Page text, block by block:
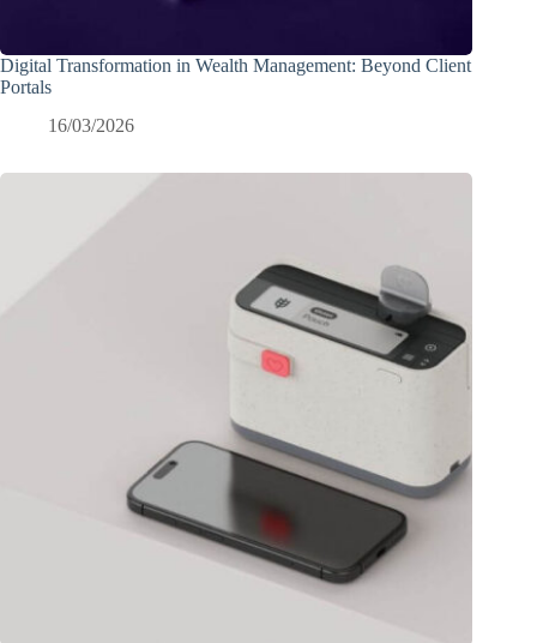
Digital Transformation in Wealth Management: Beyond Client
Portals
16/03/2026